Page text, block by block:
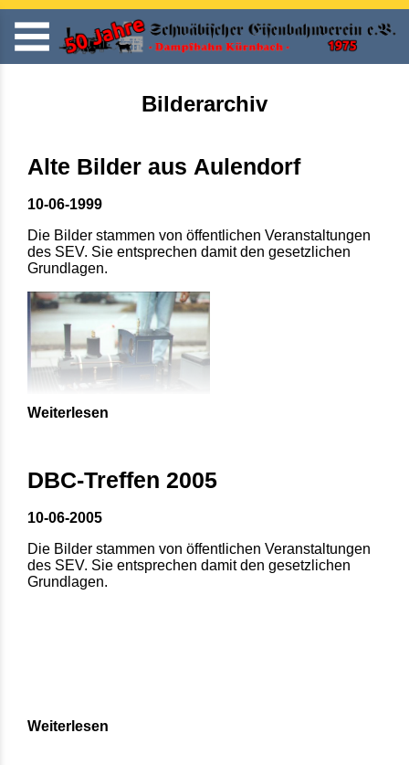
Bilderarchiv
Alte Bilder aus Aulendorf
10-06-1999
Die Bilder stammen von öffentlichen Veranstaltungen
des SEV. Sie entsprechen damit den gesetzlichen
Grundlagen.
Weiterlesen
DBC-Treffen 2005
10-06-2005
Die Bilder stammen von öffentlichen Veranstaltungen
des SEV. Sie entsprechen damit den gesetzlichen
Grundlagen.
Weiterlesen